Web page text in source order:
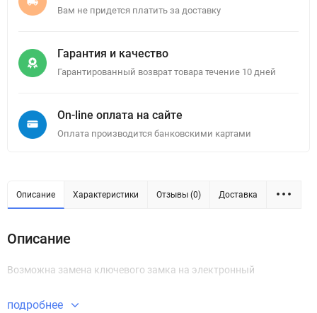
Вам не придется платить за доставку
Гарантия и качество
Гарантированный возврат товара течение 10 дней
On-line оплата на сайте
Оплата производится банковскими картами
Описание Характеристики Отзывы (0) Доставка
Описание
Возможна замена ключевого замка на электронный
подробнее